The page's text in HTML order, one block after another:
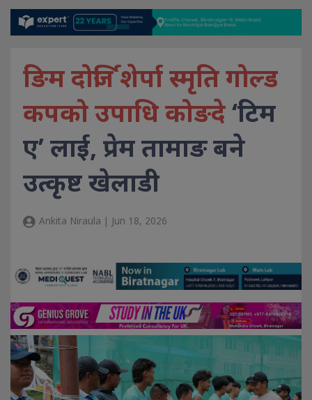
ङिम दोर्जि शेर्पा स्मृति गोल्ड
कपको उपाधि कोङदे‘टिम
ए’ लाई, प्रेम तामाङ बने
उत्कृष्ट खेलाडी
Ankita Niraula | Jun 18, 2026